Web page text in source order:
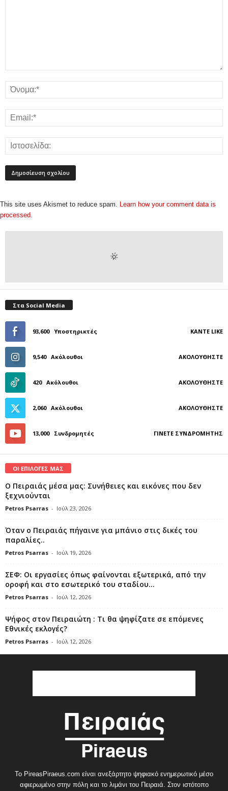
This site uses Akismet to reduce spam. Learn how your comment data is
processed.
Στα Social Media
93,600 Υποστηρικτές ΚΆΝΤΕ LIKE
9,540 Ακόλουθοι ΑΚΟΛΟΥΘΉΣΤΕ
420 Ακόλουθοι ΑΚΟΛΟΥΘΉΣΤΕ
2,060 Ακόλουθοι ΑΚΟΛΟΥΘΉΣΤΕ
13,000 Συνδρομητές ΓΊΝΕΤΕ ΣΥΝΔΡΟΜΗΤΉΣ
ΟΙ ΕΠΙΛΟΓΕΣ ΜΑΣ
Ο Πειραιάς μέσα μας: Συνήθειες και εικόνες που δεν
ξεχνιούνται
Petros Psarras - Ιούλ 23, 2026
Όταν ο Πειραιάς πήγαινε για μπάνιο στις δικές του
παραλίες..
Petros Psarras - Ιούλ 19, 2026
ΣΕΦ: Οι εργασίες όπως φαίνονται εξωτερικά, από την
οροφή και στο εσωτερικό του σταδίου...
Petros Psarras - Ιούλ 12, 2026
Ψήφος στον Πειραιώτη : Τι θα ψηφίζατε σε επόμενες
Εθνικές εκλογές?
Petros Psarras - Ιούλ 12, 2026
Το PireasPiraeus.com είναι ανεξάρτητο ψηφιακό ενημερωτικό μέσο
αφιερωμένο στην πόλη και το λιμάνι του Πειραιά. Στον ιστότοπο